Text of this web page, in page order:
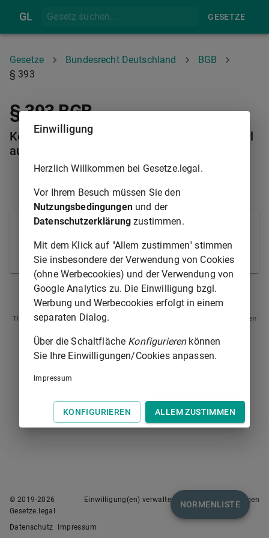
GL GESETZE
Gesetze Bundesrecht Deutschland
BGB
§ 393
§ 393 BGB
Keine Aufrechnung gegen Forderung aus unerl
aubter Handlung
§ 392
Gegen eine Forderung aus einer vorsätzlich
begangenen unerlaubten Handlung ist die
Aufrechnung nicht zulässig.
§ 392
Tipp
: Swipen Sie auf dem Bildschirm links oder rechts zur Navigation zwischen
NORMENLISTE
© 2019-2026
Gesetze.legal
Einwilligung(en) verwalten Nutzungsbedingungen
Datenschutz Impressum
Einwilligung
Herzlich Willkommen bei Gesetze.legal.
Vor Ihrem Besuch müssen Sie den
Nutzungsbedingungenund der
Datenschutzerklärung zustimmen.
Mit dem Klick auf "Allem zustimmen" stimmen
Sie insbesondere der Verwendung von Cookies
(ohne Werbecookies) und der Verwendung von
Google Analytics zu. Die Einwilligung bzgl.
Werbung und Werbecookies erfolgt in einem
separaten Dialog.
Über die Schaltfläche Konfigurierenkönnen
Sie Ihre Einwilligungen/Cookies anpassen.
Impressum
KONFIGURIEREN ALLEM ZUSTIMMEN